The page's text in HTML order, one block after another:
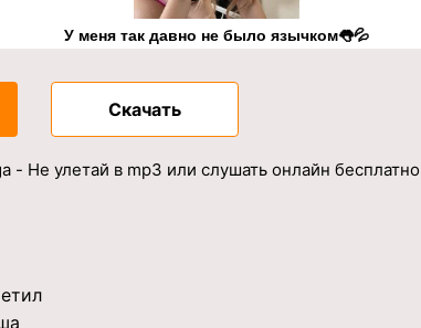
У меня так давно не было язычком👅💦
Скачать
- Не улетай в mp3 или слушать онлайн бесплатно